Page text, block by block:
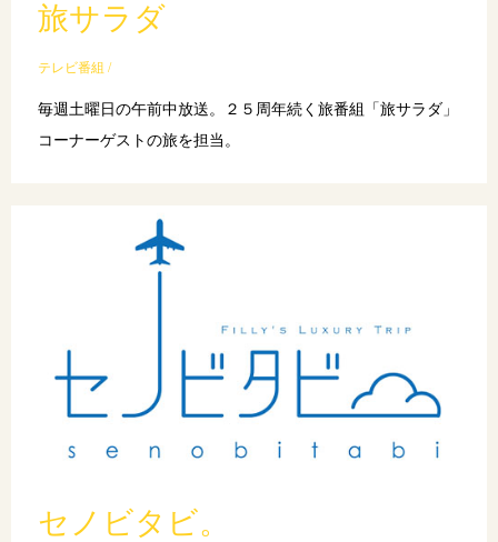
旅サラダ
テレビ番組 /
毎週土曜日の午前中放送。２５周年続く旅番組「旅サラダ」
コーナーゲストの旅を担当。
セノビタビ。